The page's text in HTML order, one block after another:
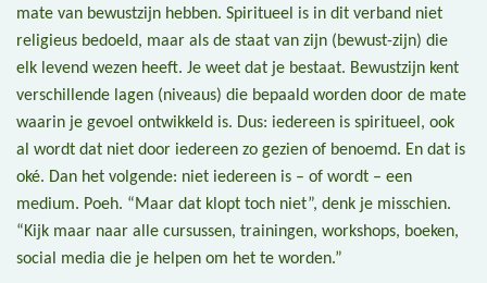
mate van bewustzijn hebben. Spiritueel is in dit verband niet
religieus bedoeld, maar als de staat van zijn (bewust-zijn) die
elk levend wezen heeft. Je weet dat je bestaat. Bewustzijn kent
verschillende lagen (niveaus) die bepaald worden door de mate
waarin je gevoel ontwikkeld is. Dus: iedereen is spiritueel, ook
al wordt dat niet door iedereen zo gezien of benoemd. En dat is
oké. Dan het volgende: niet iedereen is – of wordt – een
medium. Poeh. “Maar dat klopt toch niet”, denk je misschien.
“Kijk maar naar alle cursussen, trainingen, workshops, boeken,
social media die je helpen om het te worden.”